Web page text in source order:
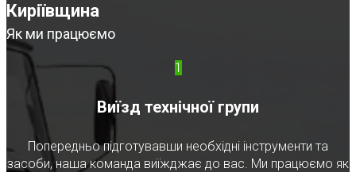
Киріївщина
Як ми працюємо
1
Виїзд технічної групи
Попередньо підготувавши необхідні інструменти та
засоби, наша команда виїжджає до вас. Ми працюємо як